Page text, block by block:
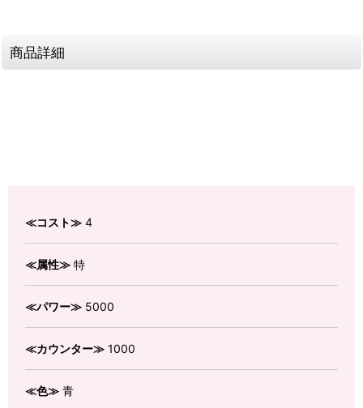
商品詳細
≪コスト≫ 4
≪属性≫ 特
≪パワー≫ 5000
≪カウンター≫ 1000
≪色≫ 青